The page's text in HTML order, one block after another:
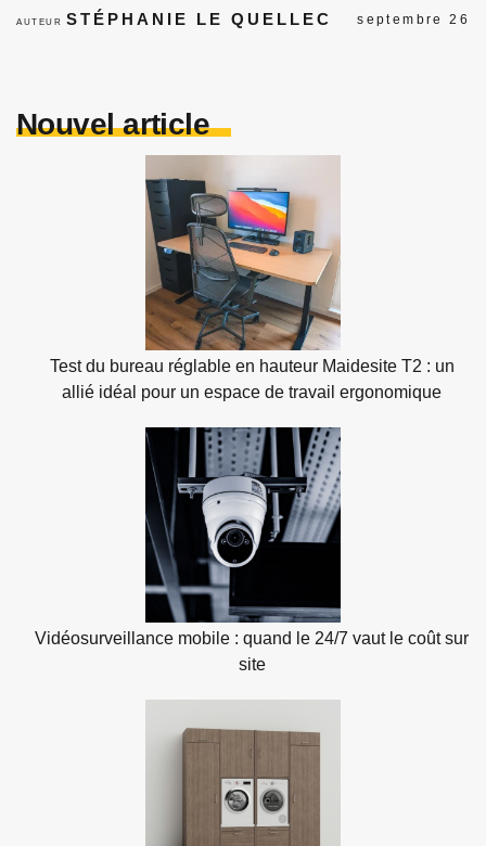
AUTEURSTÉPHANIE LE QUELLEC septembre 26
Nouvel article
Test du bureau réglable en hauteur Maidesite T2 : un
allié idéal pour un espace de travail ergonomique
Vidéosurveillance mobile : quand le 24/7 vaut le coût sur
site